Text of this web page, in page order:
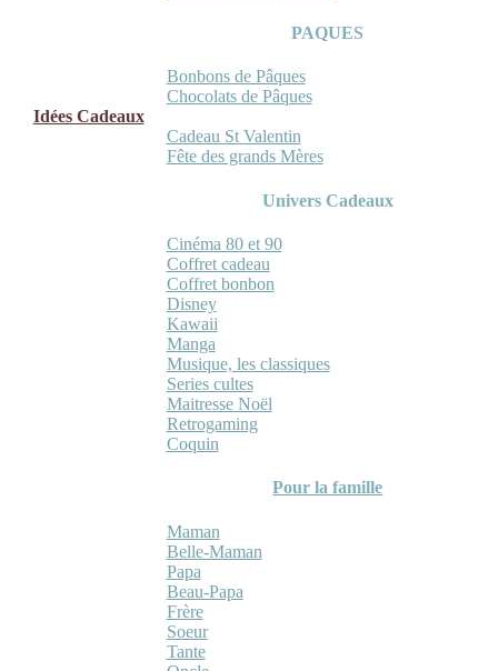
PAQUES
Bonbons de Pâques
Chocolats de Pâques
Idées Cadeaux
Cadeau St Valentin
Fête des grands Mères
Univers Cadeaux
Cinéma 80 et 90
Coffret cadeau
Coffret bonbon
Disney
Kawaii
Manga
Musique, les classiques
Series cultes
Maitresse Noël
Retrogaming
Coquin
Pour la famille
Maman
Belle-Maman
Papa
Beau-Papa
Frère
Soeur
Tante